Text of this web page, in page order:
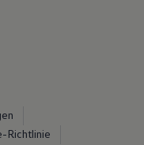
Richtlinie